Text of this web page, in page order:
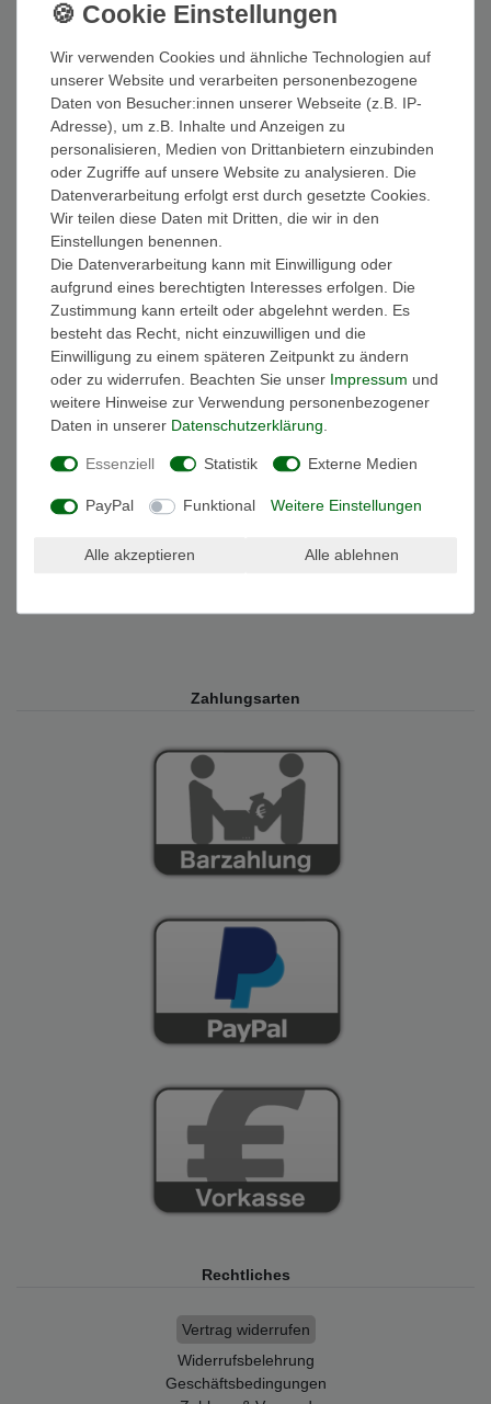
(Rund) Geräteventil Absperrhahn ARV001
29,95 € *
*inkl. ges. MwSt. zzgl. Versandkosten
Kontakt
05208 3819836
Kontaktformular
info@aqualuxbad.de
Zahlungsarten
Rechtliches
Vertrag widerrufen
Widerrufsbelehrung
Geschäftsbedingungen
Wir verwenden Cookies und ähnliche Technologien auf
unserer Website und verarbeiten personenbezogene
Daten von Besucher:innen unserer Webseite (z.B. IP-
Adresse), um z.B. Inhalte und Anzeigen zu
personalisieren, Medien von Drittanbietern einzubinden
oder Zugriffe auf unsere Website zu analysieren. Die
Datenverarbeitung erfolgt erst durch gesetzte Cookies.
Wir teilen diese Daten mit Dritten, die wir in den
Einstellungen benennen.
Die Datenverarbeitung kann mit Einwilligung oder
aufgrund eines berechtigten Interesses erfolgen. Die
Zustimmung kann erteilt oder abgelehnt werden. Es
besteht das Recht, nicht einzuwilligen und die
Einwilligung zu einem späteren Zeitpunkt zu ändern
oder zu widerrufen. Beachten Sie unser Impressum und
weitere Hinweise zur Verwendung personenbezogener
Daten in unserer Daten­schutz­erklärung
Essenziell Statistik Externe Medien
PayPal Funktional Weitere Einstellungen
Alle akzeptieren Alle ablehnen